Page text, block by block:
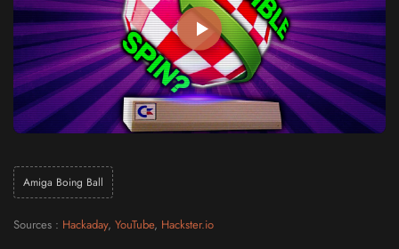
Amiga Boing Ball
Sources : Hackaday, YouTube, Hackster.io